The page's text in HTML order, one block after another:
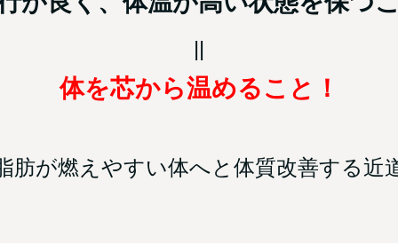
||
体を芯から温めること！
肪が燃えやすい体へと体質改善する近